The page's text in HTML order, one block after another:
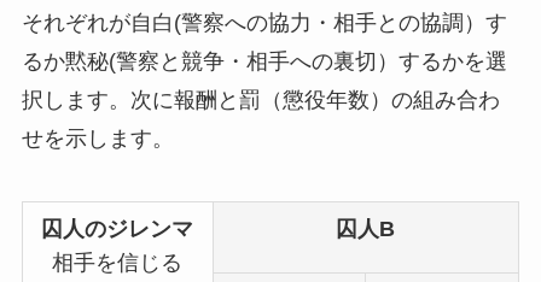
それぞれが自白(警察への協力・相手との協調）す
るか黙秘(警察と競争・相手への裏切）するかを選
択します。次に報酬と罰（懲役年数）の組み合わ
せを示します。
囚人のジレンマ
相手を信じる
囚人B